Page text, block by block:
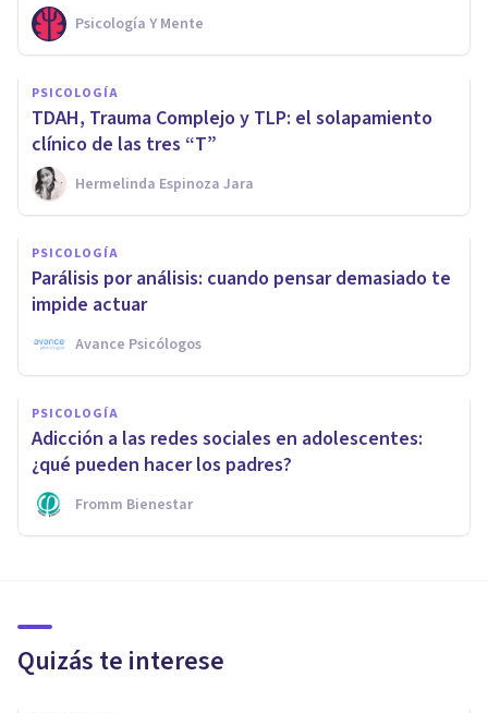
Psicología Y Mente
PSICOLOGÍA
TDAH, Trauma Complejo y TLP: el solapamiento
clínico de las tres “T”
Hermelinda Espinoza Jara
PSICOLOGÍA
Parálisis por análisis: cuando pensar demasiado te
impide actuar
Avance Psicólogos
PSICOLOGÍA
Adicción a las redes sociales en adolescentes:
¿qué pueden hacer los padres?
Fromm Bienestar
Quizás te interese